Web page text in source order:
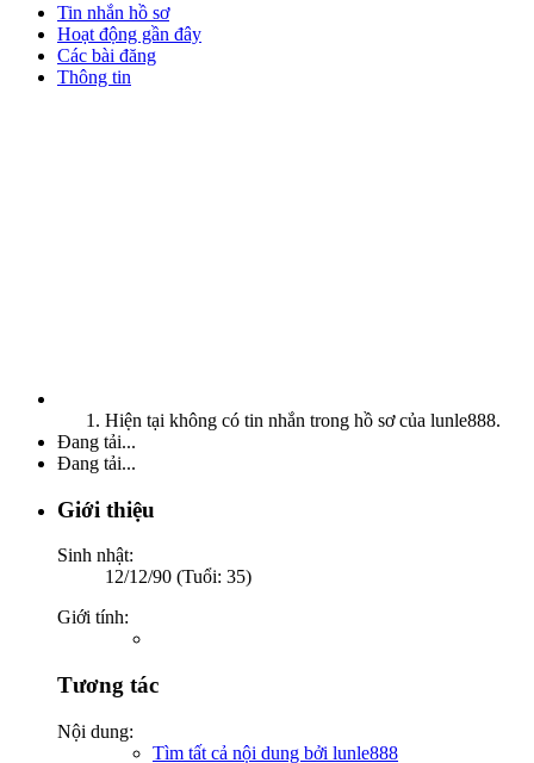
Tin nhắn hồ sơ
Hoạt động gần đây
Các bài đăng
Thông tin
Hiện tại không có tin nhắn trong hồ sơ của lunle888.
Đang tải...
Đang tải...
Giới thiệu
Sinh nhật:
12/12/90 (Tuổi: 35)
Giới tính:
Tương tác
Nội dung:
Tìm tất cả nội dung bởi lunle888